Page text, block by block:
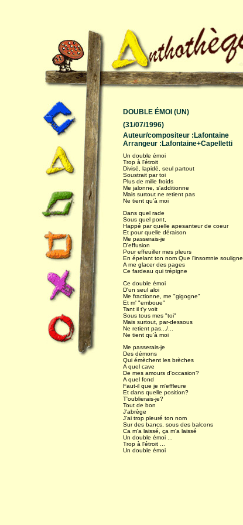
DOUBLE ÉMOI (UN)
(31/07/1996)
Auteur/compositeur :Lafontaine
Arrangeur :Lafontaine+Capelletti
Un double émoi
Trop à l'étroit
Divisé, lapidé, seul partout
Soustrait par toi
Plus de mille froids
Me jalonne, s'additionne
Mais surtout ne retient pas
Ne tient qu'à moi
Dans quel rade
Sous quel pont,
Happé par quelle apesanteur de coeur
Et pour quelle déraison
Me passerais-je
D'effusion
Pour effeuiller mes pleurs
En épelant ton nom Que l'insomnie souligne
A me glacer des pages
Ce fardeau qui trépigne
Ce double émoi
D'un seul aloi
Me fractionne, me "gigogne"
Et m' "emboue"
Tant il t'y voit
Sous tous mes "toi"
Mais surtout, par-dessous
Ne retient pas.../...
Ne tient qu'à moi
Me passerais-je
Des démons
Qui émèchent les brèches
A quel cave
De mes amours d'occasion?
A quel fond
Faut-il que je m'effleure
Et dans quelle position?
T'oublierais-je?
Tout de bon
J'abrège
J'ai trop pleuré ton nom
Sur des bancs, sous des balcons
Ca m'a laissé, ça m'a laissé
Un double émoi ...
Trop à l'étroit ...
Un double émoi